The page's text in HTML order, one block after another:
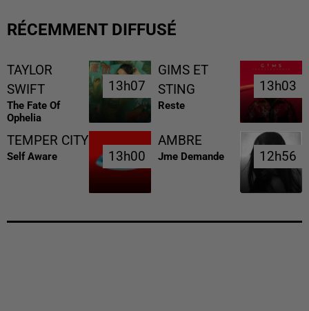
RÉCEMMENT DIFFUSÉ
TAYLOR
SWIFT
The Fate Of
Ophelia
13h07
13h07
GIMS ET
STING
Reste
13h03
13h03
TEMPER CITY
Self Aware 13h00
13h00
AMBRE
Jme Demande 12h56
12h56